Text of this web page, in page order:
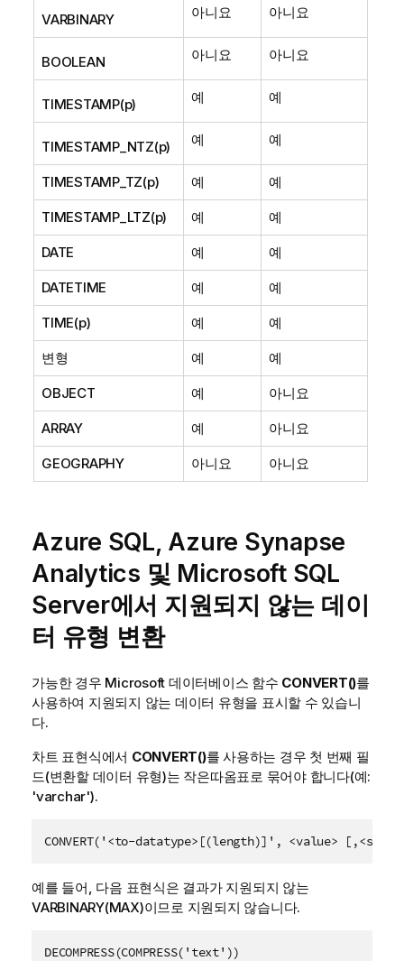
VARBINARY 아니요 아니요
BOOLEAN 아니요 아니요
TIMESTAMP(p) 예 예
TIMESTAMP_NTZ(p) 예 예
TIMESTAMP_TZ(p) 예 예
TIMESTAMP_LTZ(p) 예 예
DATE 예 예
DATETIME 예 예
TIME(p) 예 예
변형 예 예
OBJECT 예 아니요
ARRAY 예 아니요
GEOGRAPHY 아니요 아니요
Azure SQL, Azure Synapse
Analytics 및 Microsoft SQL
Server에서 지원되지 않는 데이
터 유형 변환
가능한 경우 Microsoft 데이터베이스 함수 CONVERT()를
사용하여 지원되지 않는 데이터 유형을 표시할 수 있습니
다.
차트 표현식에서 CONVERT()를 사용하는 경우 첫 번째 필
드(변환할 데이터 유형)는 작은따옴표로 묶어야 합니다(예:
'varchar').
CONVERT('<to-datatype>[(length)]', <value>
예를 들어, 다음 표현식은 결과가 지원되지 않는
VARBINARY(MAX)이므로 지원되지 않습니다.
DECOMPRESS(COMPRESS('text'))